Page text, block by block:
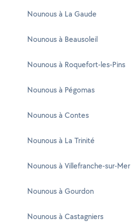
Nounous à La Gaude
Nounous à Beausoleil
Nounous à Roquefort-les-Pins
Nounous à Pégomas
Nounous à Contes
Nounous à La Trinité
Nounous à Villefranche-sur-Mer
Nounous à Gourdon
Nounous à Castagniers